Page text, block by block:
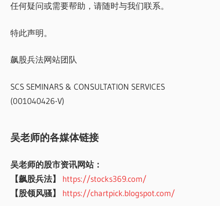
任何疑问或需要帮助，请随时与我们联系。
特此声明。
飙股兵法网站团队
SCS SEMINARS & CONSULTATION SERVICES
(001040426-V)
吴老师的各媒体链接
吴老师的股市资讯网站：
【飙股兵法】
https://stocks369.com/
【股领风骚】
https://chartpick.blogspot.com/